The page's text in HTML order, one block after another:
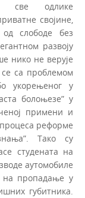
свe одлике
својине,
слободе без
развоју
нико не верује
са проблемом
укорењеног у
болоњезе” у
примени и
реформе
Тако су
студената на
аутомобиле
пропадање у
губитника.